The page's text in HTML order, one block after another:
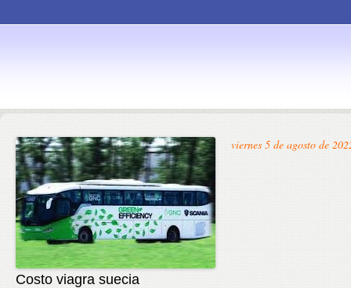
content
viernes 5 de agosto de
Costo viagra suecia